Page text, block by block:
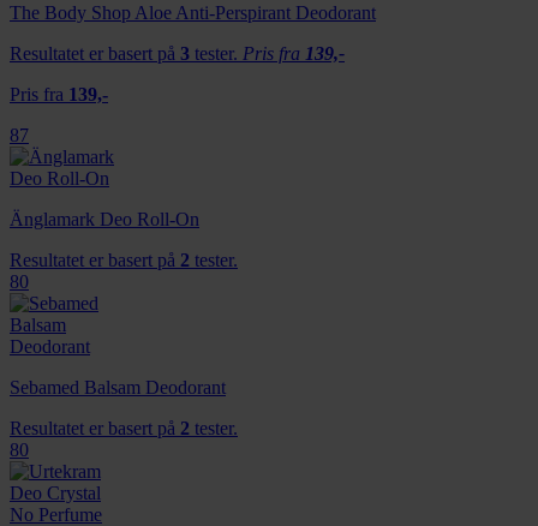
The Body Shop Aloe Anti-Perspirant Deodorant
Resultatet er basert på 3 tester. Pris fra 139,-
Pris fra 139,-
87
Änglamark Deo Roll-On
Resultatet er basert på 2 tester.
80
Sebamed Balsam Deodorant
Resultatet er basert på 2 tester.
80